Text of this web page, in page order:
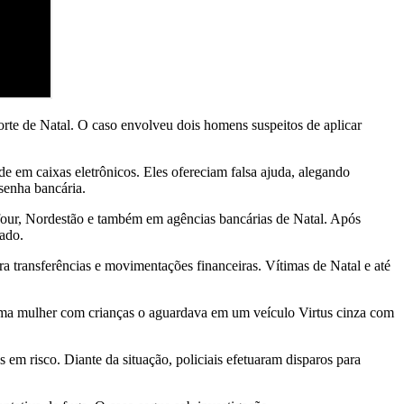
de Natal. O caso envolveu dois homens suspeitos de aplicar
em caixas eletrônicos. Eles ofereciam falsa ajuda, alegando
bancária.
Nordestão e também em agências bancárias de Natal. Após
transferências e movimentações financeiras. Vítimas de Natal e até
mulher com crianças o aguardava em um veículo Virtus cinza com
risco. Diante da situação, policiais efetuaram disparos para